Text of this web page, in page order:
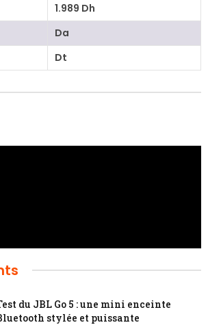
1.989 Dh
Da
Dt
du JBL Go 5 : une mini enceinte
stylée et puissante